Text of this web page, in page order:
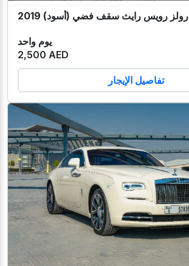
رولز رويس رايث سقف فضي (أسود) 2019
يوم واحد
2,500 AED
تفاصيل الإيجار